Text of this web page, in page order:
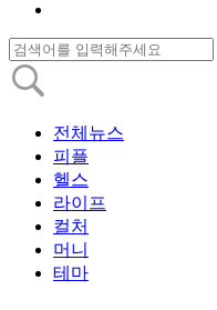
전체뉴스
피플
헬스
라이프
컬처
머니
테마